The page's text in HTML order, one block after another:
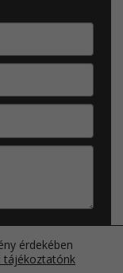
érdekében
tájékoztatónk